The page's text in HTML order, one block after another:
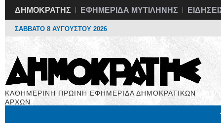
ΔΗΜΟΚΡΑΤΗΣ ΕΦΗΜΕΡΙΔΑ ΜΥΤΙΛΗΝΗΣ
ΣΑΒΒΑΤΟ 8 ΑΥΓΟΥΣΤΟΥ 2026
ΚΑΘΗΜΕΡΙΝΗ ΠΡΩΙΝΗ ΕΦΗΜΕΡΙΔΑ ΔΗΜΟΚΡΑΤΙΚΩΝ
ΑΡΧΩΝ